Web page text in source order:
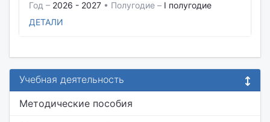
Год – 2026 - 2027 • Полугодие – I полугодие
ДЕТАЛИ
Учебная деятельность
Методические пособия